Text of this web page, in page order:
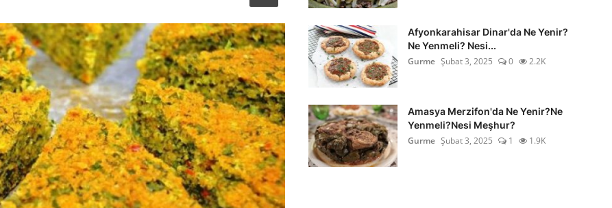
Afyonkarahisar Dinar'da Ne Yenir?
Ne Yenmeli? Nesi...
Gurme Şubat 3, 2025 0 2.2K
Amasya Merzifon'da Ne Yenir?Ne
Yenmeli?Nesi Meşhur?
Gurme Şubat 3, 2025 1 1.9K